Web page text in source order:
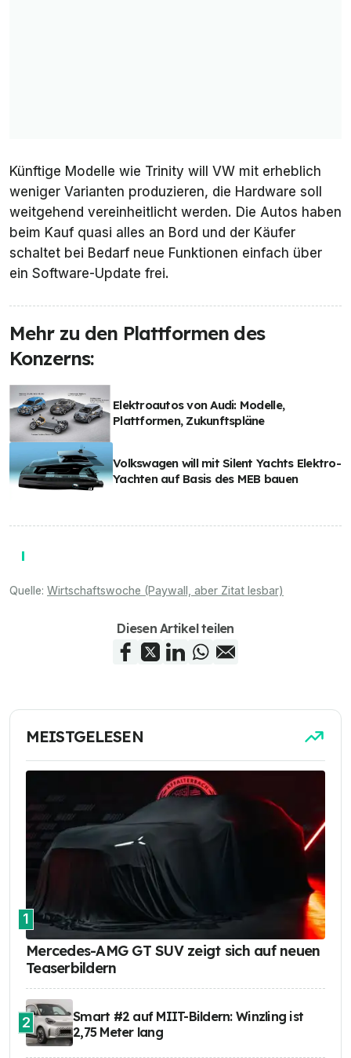
Künftige Modelle wie Trinity will VW mit erheblich
weniger Varianten produzieren, die Hardware soll
weitgehend vereinheitlicht werden. Die Autos haben
beim Kauf quasi alles an Bord und der Käufer
schaltet bei Bedarf neue Funktionen einfach über
ein Software-Update frei.
Mehr zu den Plattformen des
Konzerns:
Elektroautos von Audi: Modelle,
Plattformen, Zukunftspläne
Volkswagen will mit Silent Yachts Elektro-
Yachten auf Basis des MEB bauen
Quelle: Wirtschaftswoche (Paywall, aber Zitat lesbar)
Diesen Artikel teilen
MEISTGELESEN
1
Mercedes-AMG GT SUV zeigt sich auf neuen
Teaserbildern
2
Smart #2 auf MIIT-Bildern: Winzling ist
2,75 Meter lang